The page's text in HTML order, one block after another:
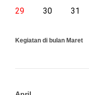
29
30 31
Kegiatan di bulan Maret